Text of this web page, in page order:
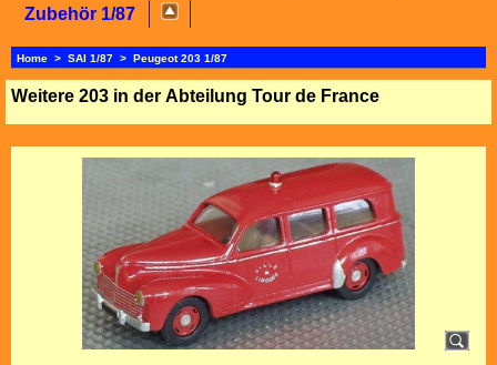
Zubehör 1/87
Home > SAI 1/87 > Peugeot 203 1/87
Weitere 203 in der Abteilung Tour de France